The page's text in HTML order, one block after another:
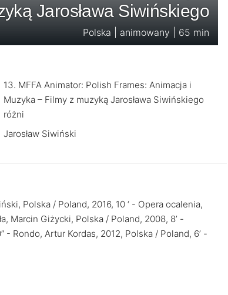
Jarosława Siwińskiego
Polska | animowany | 65 min
13. MFFA Animator: Polish Frames: Animacja i
Muzyka – Filmy z muzyką Jarosława Siwińskiego
różni
Jarosław Siwiński
Polska / Poland, 2016, 10 ‘ - Opera ocalenia,
Marcin Giżycki, Polska / Poland, 2008, 8’ -
Rondo, Artur Kordas, 2012, Polska / Poland, 6’ -